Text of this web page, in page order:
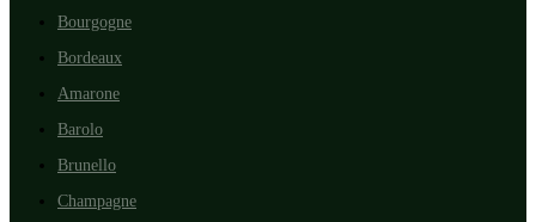
Bourgogne
Bordeaux
Amarone
Barolo
Brunello
Champagne